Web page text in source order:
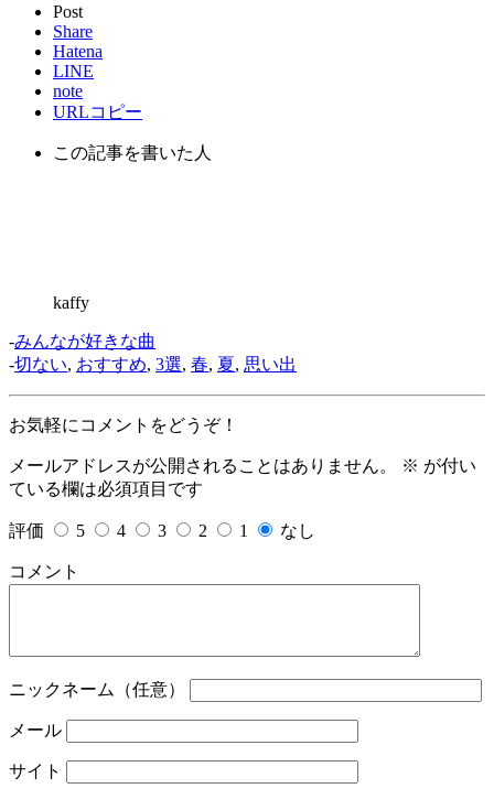
Post
Share
Hatena
LINE
note
URLコピー
この記事を書いた人
kaffy
-みんなが好きな曲
-切ない, おすすめ, 3選, 春, 夏, 思い出
お気軽にコメントをどうぞ！
メールアドレスが公開されることはありません。 ※ が付い
ている欄は必須項目です
評価 5 4 3 2 1 なし
コメント
ニックネーム（任意）
メール
サイト